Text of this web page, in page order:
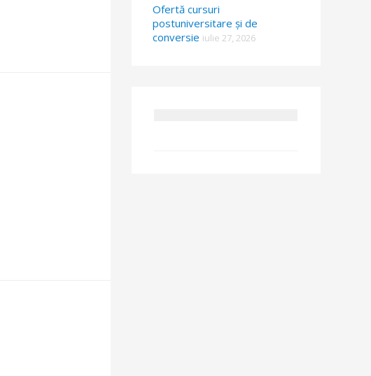
Ofertă cursuri
postuniversitare și de
conversie iulie 27, 2026